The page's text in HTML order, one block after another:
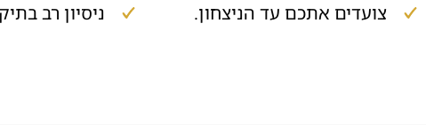
צועדים אתכם עד הניצחון.
ניסיון רב